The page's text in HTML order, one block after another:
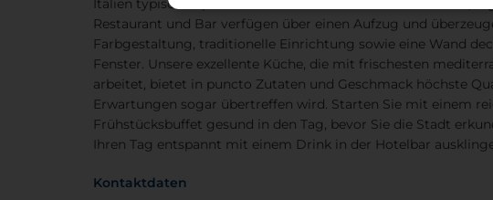
Italien typische Spezialitäten und bietet eine Auswahl edler,
Restaurant und Bar verfügen über einen Aufzug und
Farbgestaltung, traditionelle Einrichtung sowie eine Wand
Fenster. Unsere exzellente Küche, die mit frischesten
arbeitet, bietet in puncto Zutaten und Geschmack höchste
Erwartungen sogar übertreffen wird. Starten Sie mit einem
Frühstücksbuffet gesund in den Tag, bevor Sie die Stadt
Ihren Tag entspannt mit einem Drink in der Hotelbar
Kontaktdaten